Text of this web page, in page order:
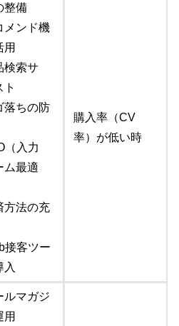
整備
メンド機
用
検索サ
ト
落ちの防
（入力
ム最適
方法の充
接客ツー
入
購入率（CV
率）が低い時
ルマガジ
用